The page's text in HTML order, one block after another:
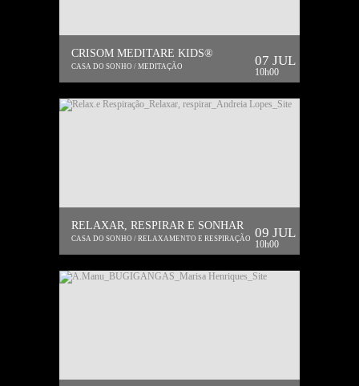
CRISOM MEDITARE KIDS®
CASA DO SONHO / MEDITAÇÃO 07 JUL
10h00
RELAXAR, RESPIRAR E SONHAR
CASA DO SONHO / RELAXAMENTO E RESPIRAÇÃO 09 JUL
10h00